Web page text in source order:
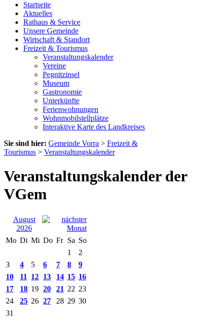
Startseite
Aktuelles
Rathaus & Service
Unsere Gemeinde
Wirtschaft & Standort
Freizeit & Tourismus
Veranstaltungskalender
Vereine
Pegnitzinsel
Museum
Gastronomie
Unterkünfte
Ferienwohnungen
Wohnmobilstellplätze
Interaktive Karte des Landkreises
Sie sind hier: Gemeinde Vorra > Freizeit &
Tourismus > Veranstaltungskalender
Veranstaltungskalender der
VGem
August
2026
Mo Di Mi Do Fr Sa So
1
2
3
4 5 6 7 8
9
10
11 12 13 14 15 16
17
18 19 20 21 22 23
24
25 26 27 28 29 30
31